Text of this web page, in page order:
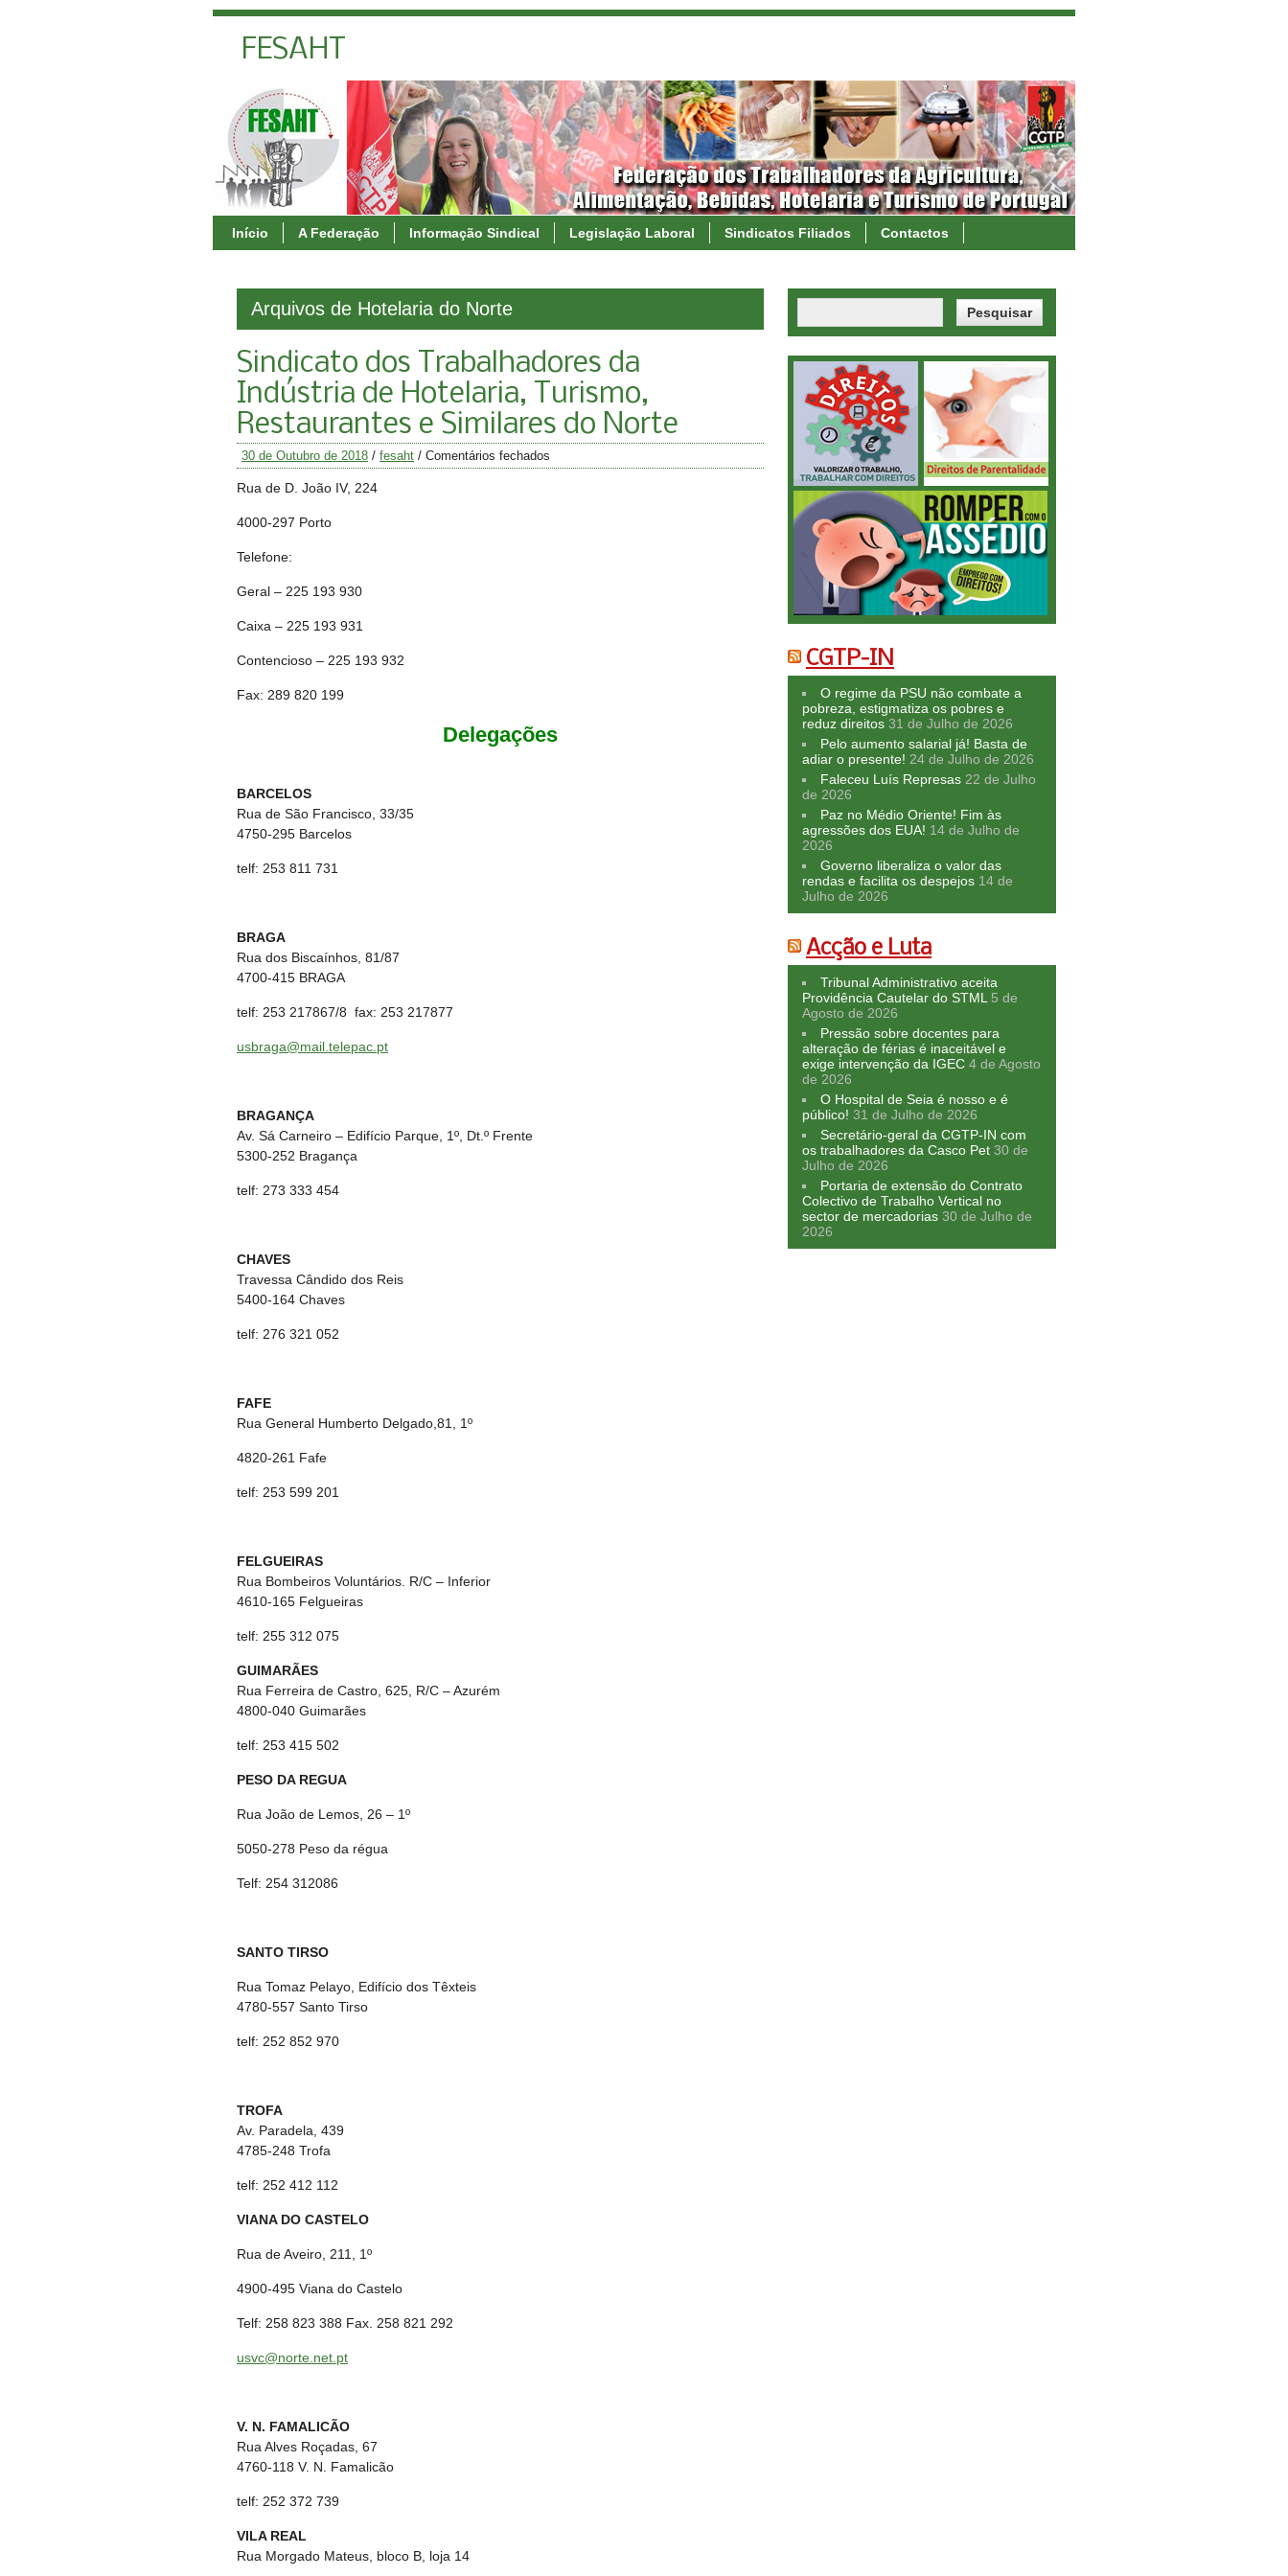
FESAHT
Início A Federação Informação Sindical Legislação Laboral Sindicatos Filiados Contactos
Arquivos de Hotelaria do Norte
Sindicato dos Trabalhadores da
Indústria de Hotelaria, Turismo,
Restaurantes e Similares do Norte
30 de Outubro de 2018 / fesaht / Comentários fechados
Rua de D. João IV, 224
4000-297 Porto
Telefone:
Geral – 225 193 930
Caixa – 225 193 931
Contencioso – 225 193 932
Fax: 289 820 199
Delegações
BARCELOS
Rua de São Francisco, 33/35
4750-295 Barcelos
telf: 253 811 731
BRAGA
Rua dos Biscaínhos, 81/87
4700-415 BRAGA
telf: 253 217867/8 fax: 253 217877
usbraga@mail.telepac.pt
BRAGANÇA
Av. Sá Carneiro – Edifício Parque, 1º, Dt.º Frente
5300-252 Bragança
telf: 273 333 454
CHAVES
Travessa Cândido dos Reis
5400-164 Chaves
telf: 276 321 052
FAFE
Rua General Humberto Delgado,81, 1º
4820-261 Fafe
telf: 253 599 201
FELGUEIRAS
Rua Bombeiros Voluntários. R/C – Inferior
4610-165 Felgueiras
telf: 255 312 075
GUIMARÃES
Rua Ferreira de Castro, 625, R/C – Azurém
4800-040 Guimarães
telf: 253 415 502
PESO DA REGUA
Rua João de Lemos, 26 – 1º
5050-278 Peso da régua
Telf: 254 312086
SANTO TIRSO
Rua Tomaz Pelayo, Edifício dos Têxteis
4780-557 Santo Tirso
telf: 252 852 970
TROFA
Av. Paradela, 439
4785-248 Trofa
telf: 252 412 112
VIANA DO CASTELO
Rua de Aveiro, 211, 1º
4900-495 Viana do Castelo
Telf: 258 823 388 Fax. 258 821 292
usvc@norte.net.pt
V. N. FAMALICÃO
Rua Alves Roçadas, 67
4760-118 V. N. Famalicão
telf: 252 372 739
VILA REAL
Rua Morgado Mateus, bloco B, loja 14
CGTP-IN
O regime da PSU não combate a
pobreza, estigmatiza os pobres e
reduz direitos 31 de Julho de 2026
Pelo aumento salarial já! Basta de
adiar o presente! 24 de Julho de 2026
Faleceu Luís Represas 22 de Julho
de 2026
Paz no Médio Oriente! Fim às
agressões dos EUA! 14 de Julho de
2026
Governo liberaliza o valor das
rendas e facilita os despejos 14 de
Julho de 2026
Acção e Luta
Tribunal Administrativo aceita
Providência Cautelar do STML 5 de
Agosto de 2026
Pressão sobre docentes para
alteração de férias é inaceitável e
exige intervenção da IGEC 4 de Agosto
de 2026
O Hospital de Seia é nosso e é
público! 31 de Julho de 2026
Secretário-geral da CGTP-IN com
os trabalhadores da Casco Pet 30 de
Julho de 2026
Portaria de extensão do Contrato
Colectivo de Trabalho Vertical no
sector de mercadorias 30 de Julho de
2026